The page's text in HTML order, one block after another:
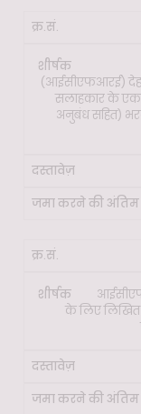
(आईसीएफआरई)
सलाहकार के एक
अनुबंध सहित)
के लिए लिखित